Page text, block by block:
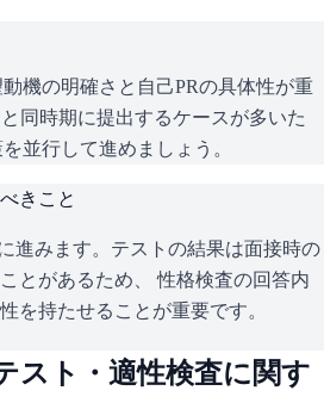
機の明確さと自己PRの具体性が重
同時期に提出するケースが多いた
並行して進めましょう。
きこと
進みます。テストの結果は面接時の
とがあるため、 性格検査の回答内
を持たせることが重要です。
スト・適性検査に関す